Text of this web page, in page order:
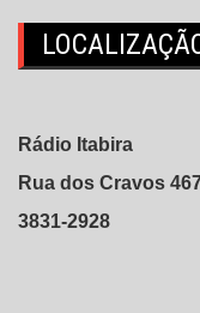
Rádio Itabira
Rua dos Cravos
3831-2928